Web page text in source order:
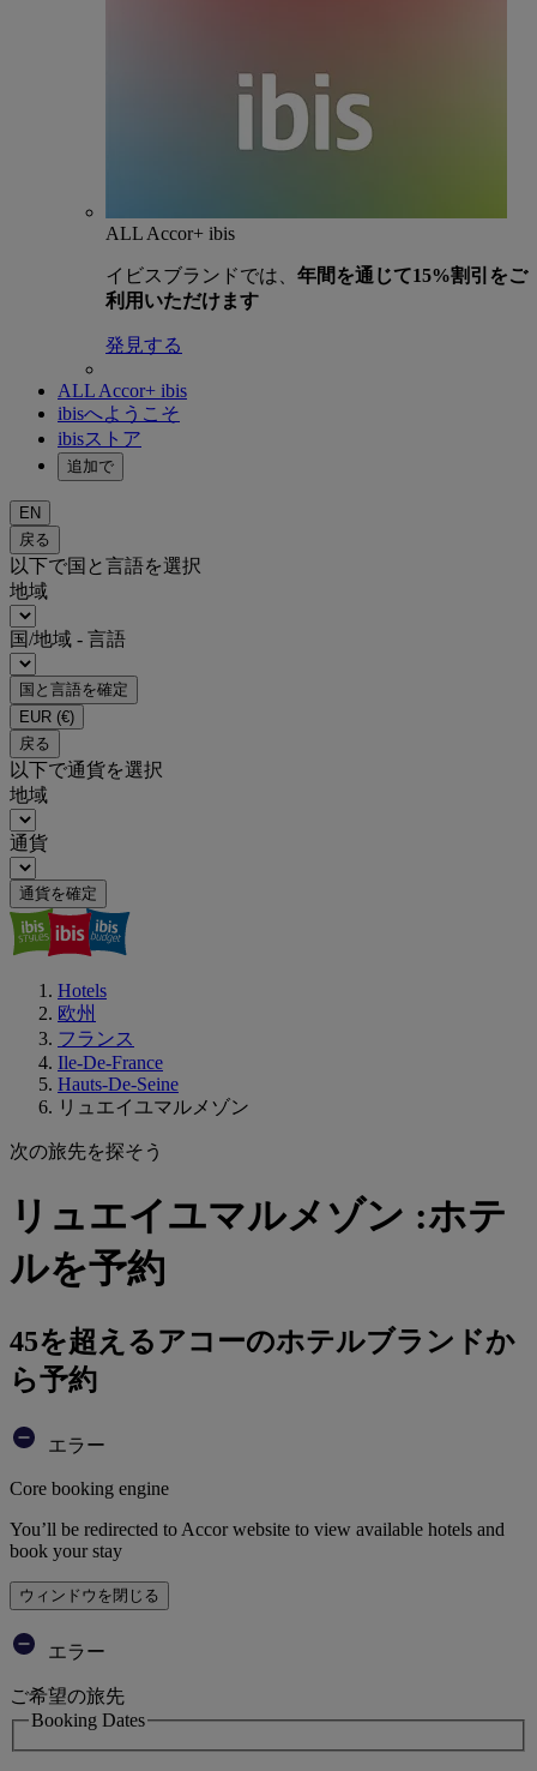
ALL Accor+ ibis
イビスブランドでは、 年間を通じて15%割引をご
利用いただけます
発見する
ALL Accor+ ibis
ibisへようこそ
ibisストア
追加で
EN
戻る
以下で国と言語を選択
地域
国/地域 - 言語
国と言語を確定
EUR (€)
戻る
以下で通貨を選択
地域
通貨
通貨を確定
Hotels
欧州
フランス
Ile-De-France
Hauts-De-Seine
リュエイユマルメゾン
次の旅先を探そう
リュエイユマルメゾン :ホテ
ルを予約
45を超えるアコーのホテルブランドか
ら予約
エラー
Core booking engine
You’ll be redirected to Accor website to view available hotels and
book your stay
ウィンドウを閉じる
エラー
ご希望の旅先
Booking Dates